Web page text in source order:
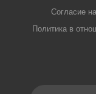
Согласие
Политика в